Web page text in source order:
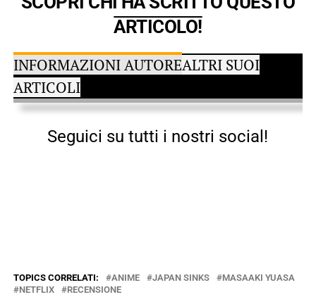
ARTICOLO!
INFORMAZIONI AUTOREALTRI SUOI
ARTICOLI
Seguici su tutti i nostri social!
TOPICS CORRELATI: ANIME JAPAN SINKS
MASAAKI YUASA
NETFLIX
RECENSIONE